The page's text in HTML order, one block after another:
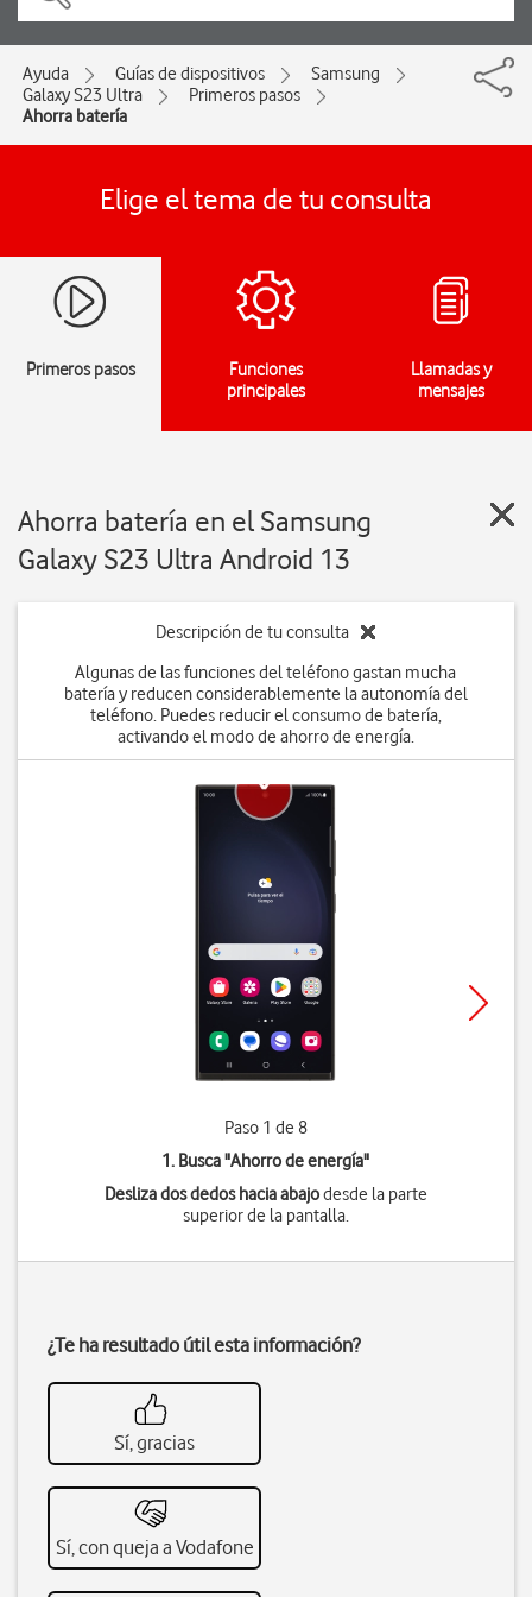
Ayuda Guías de dispositivos
Samsung
Galaxy S23 Ultra
Primeros pasos
Ahorra batería
Elige el tema de tu consulta
Primeros pasos
Funciones
principales
Llamadas y
mensajes
Ahorra batería en el Samsung
Galaxy S23 Ultra Android 13
Descripción de tu consulta
Algunas de las funciones del teléfono gastan mucha
batería y reducen considerablemente la autonomía del
teléfono. Puedes reducir el consumo de batería,
activando el modo de ahorro de energía.
Paso 1 de 8
1. Busca "Ahorro de energía"
Desliza dos dedos hacia abajodesde la parte
superior de la pantalla.
¿Te ha resultado útil esta información?
Sí, gracias
Sí, con queja a Vodafone